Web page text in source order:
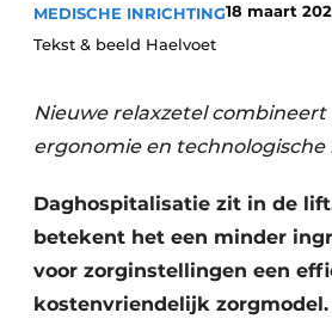
Podcasts
Privacy / Cookie statement
Vacatures
Privéklinieken
MEDISCHE INRICHTING18 maart
Tekst & beeld Haelvoet
Nieuwe relaxzetel
ergonomie en technologische
Daghospitalisatie zit in de
betekent het een minder
voor zorginstellingen een
kostenvriendelijk